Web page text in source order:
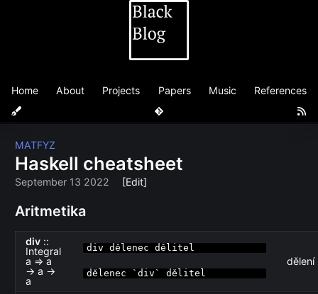
Home About Projects Papers Music References
MATFYZ
Haskell cheatsheet
September 13 2022 [Edit]
Aritmetika
div ::
Integral
a ⇒ a
→ a →
a
div dělenec dělitel
dělenec `div` dělitel
dělení